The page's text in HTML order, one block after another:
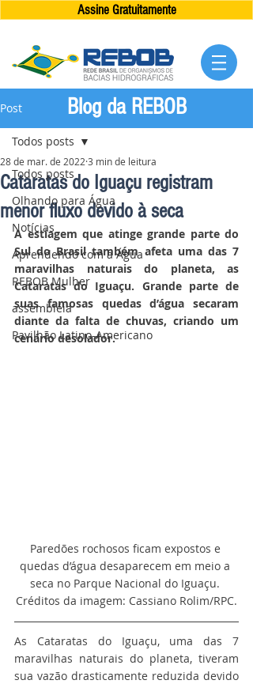
Assine Gratuitamente
Post
Todos posts
Olhando para Água
Notícias
Aprendendo com a Água
REBOB Mulher
assembléia
Pavilhão Latino-Americano
Todos posts
Cataratas do Iguaçu registram
menor fluxo devido à seca
28 de mar. de 2022 3 min de leitura
A estiagem que atinge grande parte do
Sul do Brasil também afeta uma das 7
maravilhas naturais do planeta, as
Cataratas do Iguaçu. Grande parte de
suas famosas quedas d’água secaram
diante da falta de chuvas, criando um
cenário desolador.
Paredões rochosos ficam expostos e
quedas d’água desaparecem em meio a
seca no Parque Nacional do Iguaçu.
Créditos da imagem: Cassiano Rolim/RPC.
As Cataratas do Iguaçu, uma das 7
maravilhas naturais do planeta, tiveram
sua vazão drasticamente reduzida devido
Blog da REBOB